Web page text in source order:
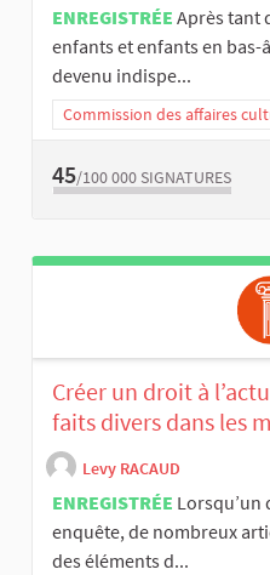
ENREGISTRÉE Après tant
enfants et enfants en bas-
devenu indispe...
Commission des affaires
45/100 000 SIGNATURES
Créer un droit à
faits divers dans les
Levy RACAUD
ENREGISTRÉE Lorsqu’un
enquête, de nombreux
des éléments d...